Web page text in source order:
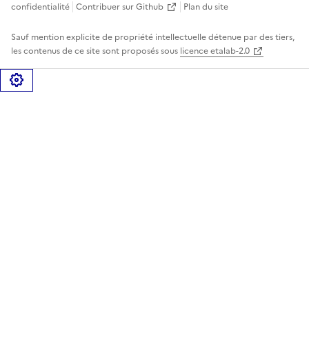
confidentialité Contribuer sur Github Plan du site
Sauf mention explicite de propriété intellectuelle détenue par des tiers,
les contenus de ce site sont proposés sous licence etalab-2.0
Gérer les cookies